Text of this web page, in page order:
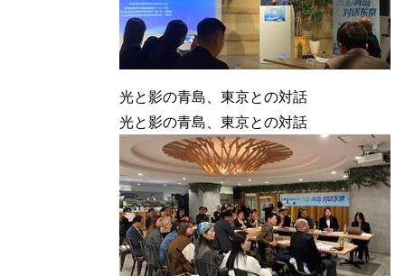
光と影の青島、東京との対話
光と影の青島、東京との対話